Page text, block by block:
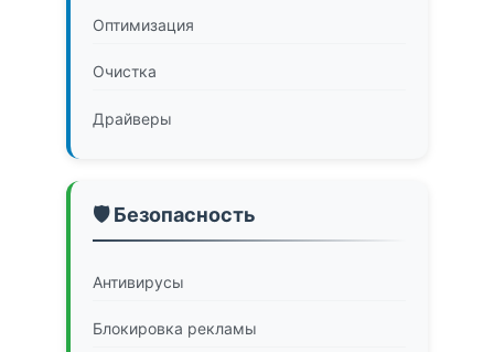
Оптимизация
Очистка
Драйверы
🛡️ Безопасность
Антивирусы
Блокировка рекламы